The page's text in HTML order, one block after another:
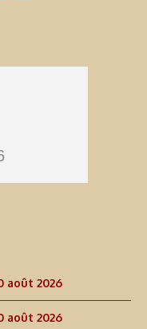
août 2026
août 2026